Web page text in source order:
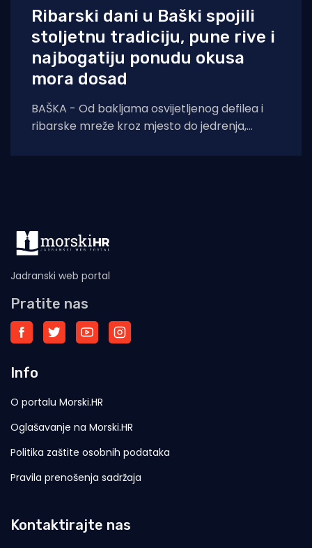
Ribarski dani u Baški spojili
stoljetnu tradiciju, pune rive i
najbogatiju ponudu okusa
mora dosad
BAŠKA - Od bakljama osvijetljenog defilea i
ribarske mreže kroz mjesto do jedrenja,
Jadranski web portal
Pratite nas
Info
O portalu Morski.HR
Oglašavanje na Morski.HR
Politika zaštite osobnih podataka
Pravila prenošenja sadržaja
Kontaktirajte nas